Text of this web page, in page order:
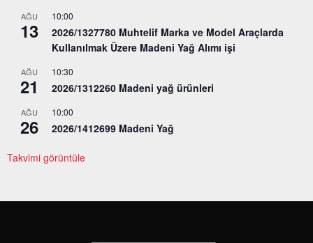
AĞU
13
10:00
2026/1327780 Muhtelif Marka ve Model Araçlarda
Kullanılmak Üzere Madeni Yağ Alımı işi
AĞU
21
10:30
2026/1312260 Madeni yağ ürünleri
AĞU
26
10:00
2026/1412699 Madeni Yağ
Takvimi görüntüle